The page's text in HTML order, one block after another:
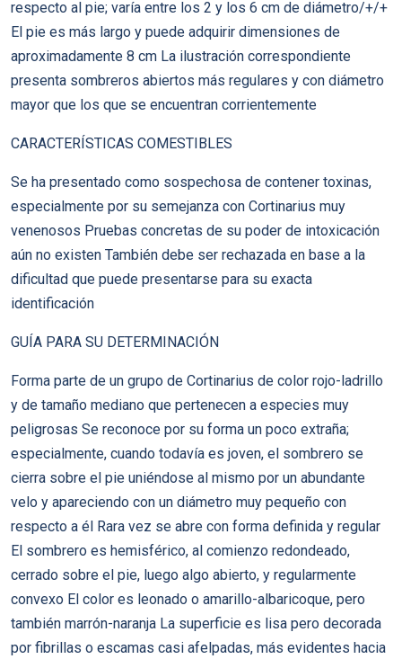
respecto al pie; varía entre los 2 y los 6 cm de diámetro/+/+
El pie es más largo y puede adquirir dimensiones de
aproximadamente 8 cm La ilustración correspondiente
presenta sombreros abiertos más regulares y con diámetro
mayor que los que se encuentran corrientemente
CARACTERÍSTICAS COMESTIBLES
Se ha presentado como sospechosa de contener toxinas,
especialmente por su semejanza con Cortinarius muy
venenosos Pruebas concretas de su poder de intoxicación
aún no existen También debe ser rechazada en base a la
dificultad que puede presentarse para su exacta
identificación
GUÍA PARA SU DETERMINACIÓN
Forma parte de un grupo de Cortinarius de color rojo-ladrillo
y de tamaño mediano que pertenecen a especies muy
peligrosas Se reconoce por su forma un poco extraña;
especialmente, cuando todavía es joven, el sombrero se
cierra sobre el pie uniéndose al mismo por un abundante
velo y apareciendo con un diámetro muy pequeño con
respecto a él Rara vez se abre con forma definida y regular
El sombrero es hemisférico, al comienzo redondeado,
cerrado sobre el pie, luego algo abierto, y regularmente
convexo El color es leonado o amarillo-albaricoque, pero
también marrón-naranja La superficie es lisa pero decorada
por fibrillas o escamas casi afelpadas, más evidentes hacia